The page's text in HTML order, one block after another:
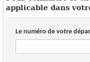
CONTACT
FILS D'ACTUALITÉS
applicable dans
Le numéro de votre